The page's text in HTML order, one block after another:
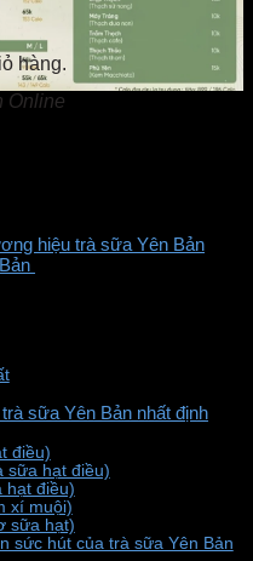
hàng.
Online
hiệu trà sữa Yên Bản
sữa Yên Bản nhất định
điều)
sữa hạt điều)
hạt điều)
xí muội)
sữa hạt)
sức hút của trà sữa Yên Bản